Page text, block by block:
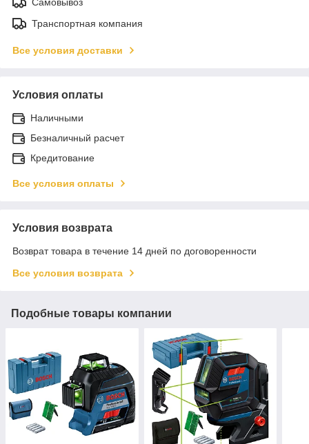
Транспортная компания
Все условия доставки
Условия оплаты
Наличными
Безналичный расчет
Кредитование
Все условия оплаты
Условия возврата
Возврат товара в течение 14 дней по договоренности
Все условия возврата
Подобные товары компании